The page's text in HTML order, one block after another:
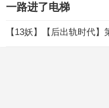
一路进了电梯
【13妖】【后出轨时代】